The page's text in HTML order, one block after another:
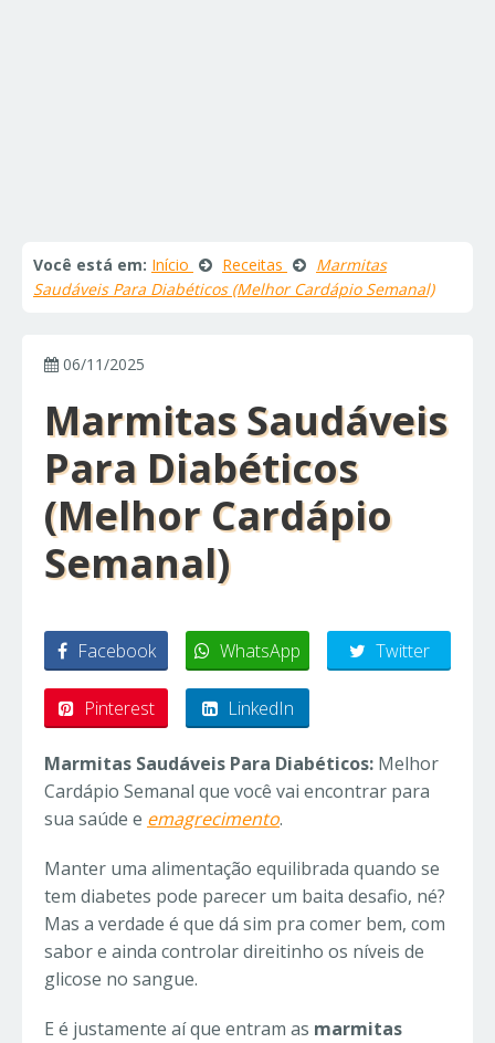
Você está em: Início Receitas
Marmitas
Saudáveis Para Diabéticos (Melhor Cardápio Semanal)
06/11/2025
Marmitas Saudáveis
Para Diabéticos
(Melhor Cardápio
Semanal)
Facebook WhatsApp Twitter
Pinterest LinkedIn
Marmitas Saudáveis Para Diabéticos: Melhor
Cardápio Semanal que você vai encontrar para
sua saúde e emagrecimento.
Manter uma alimentação equilibrada quando se
tem diabetes pode parecer um baita desafio, né?
Mas a verdade é que dá sim pra comer bem, com
sabor e ainda controlar direitinho os níveis de
glicose no sangue.
E é justamente aí que entram as marmitas